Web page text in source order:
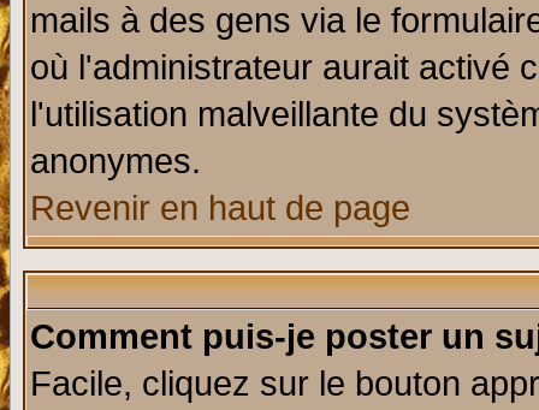
mails à des gens via le
où l'administrateur aurait activé
l'utilisation malveillante du
anonymes.
Revenir en haut de page
Comment puis-je poster un
Facile, cliquez sur le bouton